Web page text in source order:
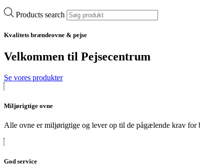
Products search
Kvalitets brændeovne & pejse
Velkommen til Pejsecentrum
Se vores produkter
Miljørigtige ovne
Alle ovne er miljørigtige og lever op til de pågælende krav for
God service